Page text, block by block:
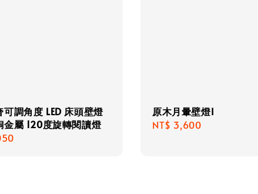
可調角度 LED 床頭壁燈
金屬 120度旋轉閱讀燈
原木月暈壁燈I
Regular
NT$ 3,600